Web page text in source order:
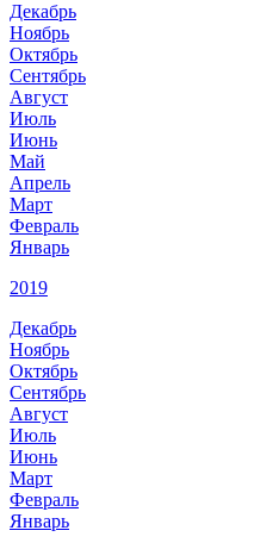
Декабрь
Ноябрь
Октябрь
Сентябрь
Август
Июль
Июнь
Май
Апрель
Март
Февраль
Январь
2019
Декабрь
Ноябрь
Октябрь
Сентябрь
Август
Июль
Июнь
Март
Февраль
Январь